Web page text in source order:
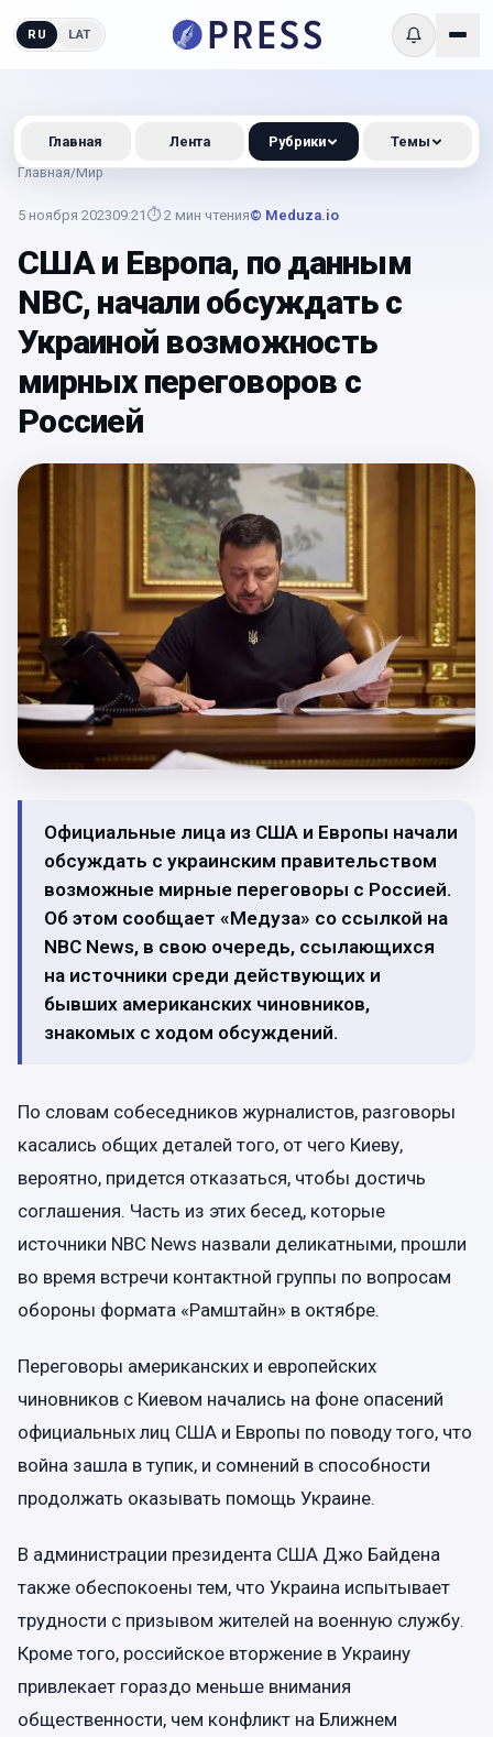
RU LAT
Главная/Мир
5 ноября 202309:21 ⏱ 2 мин чтения© Meduza.io
США и Европа, по данным
NBC, начали обсуждать с
Украиной возможность
мирных переговоров с
Россией
Официальные лица из США и Европы начали
обсуждать с украинским правительством
возможные мирные переговоры с Россией.
Об этом сообщает «Медуза» со ссылкой на
NBC News, в свою очередь, ссылающихся
на источники среди действующих и
бывших американских чиновников,
знакомых с ходом обсуждений.
По словам собеседников журналистов, разговоры
касались общих деталей того, от чего Киеву,
вероятно, придется отказаться, чтобы достичь
соглашения. Часть из этих бесед, которые
источники NBC News назвали деликатными, прошли
во время встречи контактной группы по вопросам
обороны формата «Рамштайн» в октябре.
Переговоры американских и европейских
чиновников с Киевом начались на фоне опасений
официальных лиц США и Европы по поводу того, что
война зашла в тупик, и сомнений в способности
продолжать оказывать помощь Украине.
В администрации президента США Джо Байдена
также обеспокоены тем, что Украина испытывает
трудности с призывом жителей на военную службу.
Кроме того, российское вторжение в Украину
привлекает гораздо меньше внимания
общественности, чем конфликт на Ближнем
Главная Лента Рубрики Темы